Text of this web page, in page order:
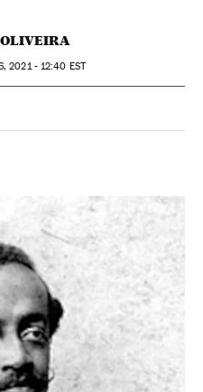
2021 - 12:40 EST
Sociales